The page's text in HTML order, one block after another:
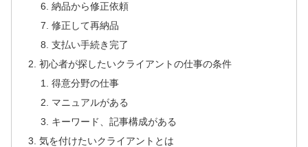
納品から修正依頼
修正して再納品
支払い手続き完了
初心者が探したいクライアントの仕事の条件
得意分野の仕事
マニュアルがある
キーワード、記事構成がある
気を付けたいクライアントとは